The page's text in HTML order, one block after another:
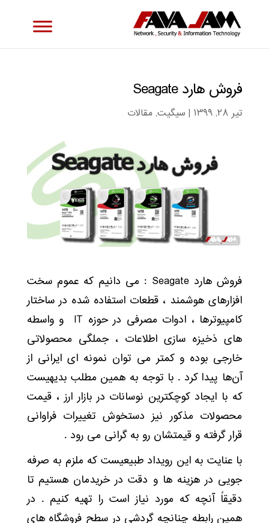
فروش هارد Seagate
تیر ۲۸, ۱۳۹۹ | سیگیت,مقالات
فروش هارد Seagate : می دانیم که عموم سخت
افزارهای هوشمند ، قطعات استفاده شده در ساختار
کامپیوترها ، ادوات مصرفی در حوزه IT و واسطه
های ذخیزه سازی اطلاعات ، جملگی محصولاتی
خارجی بوده و کمتر می توان نمونه ای ایرانی از
آن‌ها پیدا کرد . با توجه به همین مطلب بدیهیست
که با ایجاد کوچکترین نوسانات در بازار ارز ، قیمت
محصولات مذکور نیز دستخوش تغییرات فراوانی
قرار گرفته و قیمتشان رو به گرانی می رود .
با عنایت به این رویداد طبیعیست که ملزم به صرفه
جویی در هزینه ها و دقت در خریدمان هستیم تا
دقیقاً آنچه که مورد نیاز است را تهیه کنیم . در
همین رابطه چنانچه گردشی در سطح فروشگاه های